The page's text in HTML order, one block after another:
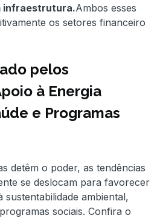
infraestrutura.Ambos esses
os setores financeiro
pelos
à Energia
e Programas
detêm o poder, as tendências
se deslocam para favorecer
sustentabilidade ambiental,
sociais. Confira o